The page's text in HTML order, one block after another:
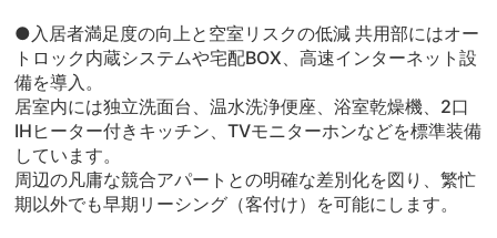
●入居者満足度の向上と空室リスクの低減 共用部にはオー
トロック内蔵システムや宅配BOX、高速インターネット設
備を導入。
居室内には独立洗面台、温水洗浄便座、浴室乾燥機、2口
IHヒーター付きキッチン、TVモニターホンなどを標準装備
しています。
周辺の凡庸な競合アパートとの明確な差別化を図り、繁忙
期以外でも早期リーシング（客付け）を可能にします。